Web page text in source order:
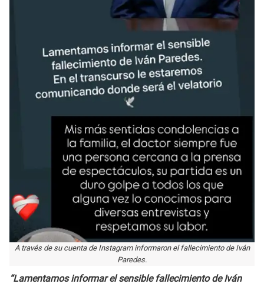
A través de su cuenta de Instagram informaron el fallecimiento de Iván
Paredes.
“Lamentamos informar el sensible fallecimiento de Iván